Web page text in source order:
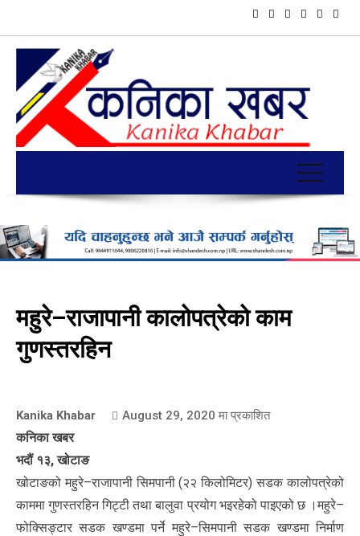
महुरे–राजापानी कालोपत्रेको काम
गुणस्तरहिन
Kanika Khabar August 29, 2020 मा प्रकाशित
कनिका खबर
भदौं १३, खोटाङ
खोटाङको महुरे–राजापानी सिमपानी (२२ किलोमिटर) सडक कालोपत्रेको
काममा गुणस्तरहिन गिट्टी तथा बालुवा प्रयोग भइरहेको पाइएको छ ।महुरे–
फोक्सिङ्टार सडक खण्डमा पर्ने महुरे–सिमपानी सडक खण्डमा निर्माण